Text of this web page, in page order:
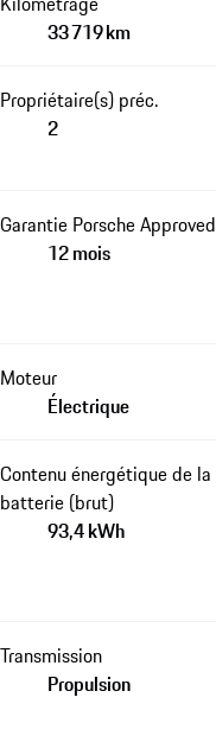
33 719 km
Propriétaire(s) préc.
2
Garantie Porsche Approved
12 mois
Moteur
Électrique
Contenu énergétique de la
batterie (brut)
93,4 kWh
Transmission
Propulsion